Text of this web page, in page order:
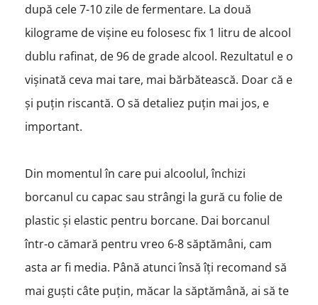
după cele 7-10 zile de fermentare. La două
kilograme de vișine eu folosesc fix 1 litru de alcool
dublu rafinat, de 96 de grade alcool. Rezultatul e o
vișinată ceva mai tare, mai bărbătească. Doar că e
și puțin riscantă. O să detaliez puțin mai jos, e
important.
Din momentul în care pui alcoolul, închizi
borcanul cu capac sau strângi la gură cu folie de
plastic și elastic pentru borcane. Dai borcanul
într-o cămară pentru vreo 6-8 săptămâni, cam
asta ar fi media. Până atunci însă îți recomand să
mai guști câte puțin, măcar la săptămână, ai să te